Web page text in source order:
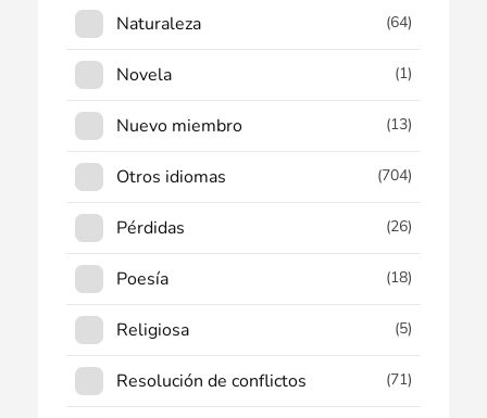
Naturaleza (64)
Novela (1)
Nuevo miembro (13)
Otros idiomas (704)
Pérdidas (26)
Poesía (18)
Religiosa (5)
Resolución de conflictos (71)